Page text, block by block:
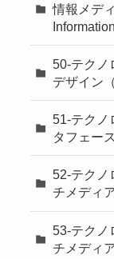
情報メデ
50-テクノ
デザイン
51-テクノ
タフェー
52-テクノ
チメディ
53-テクノ
チメディ